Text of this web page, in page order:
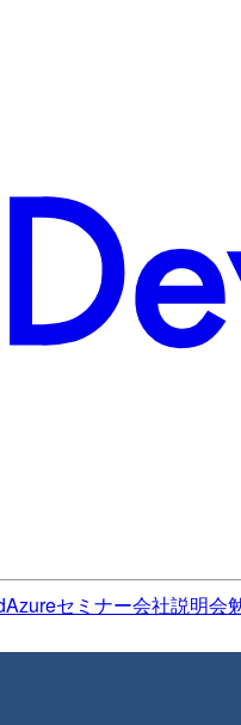
Azureセミナー会社説明会